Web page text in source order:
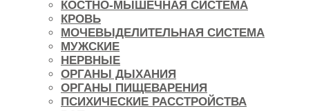
КОСТНО-МЫШЕЧНАЯ СИСТЕМА
КРОВЬ
МОЧЕВЫДЕЛИТЕЛЬНАЯ СИСТЕМА
МУЖСКИЕ
НЕРВНЫЕ
ОРГАНЫ ДЫХАНИЯ
ОРГАНЫ ПИЩЕВАРЕНИЯ
ПСИХИЧЕСКИЕ РАССТРОЙСТВА